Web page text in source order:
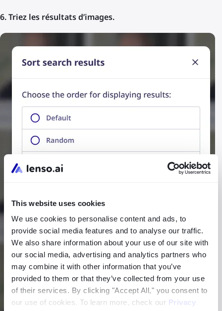
This website uses cookies
We use cookies to personalise content and ads, to
provide social media features and to analyse our traffic.
We also share information about your use of our site with
our social media, advertising and analytics partners who
may combine it with other information that you’ve
provided to them or that they’ve collected from your use
of their services. By clicking "Accept All," you consent to
our use of cookies. To learn more, check our Privacy
6. Triez les résultats d’images.